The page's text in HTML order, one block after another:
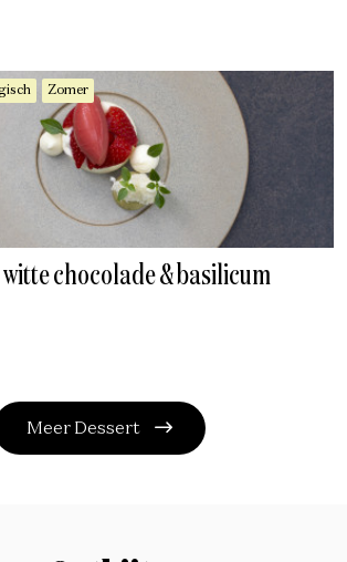
Zomer
chocolade & basilicum
Meer Dessert